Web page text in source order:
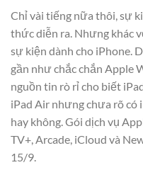
Chỉ vài tiếng nữa thôi, sự
thức diễn ra. Nhưng khác
sự kiện dành cho iPhone.
gần như chắc chắn Apple
nguồn tin rò rỉ cho biết
iPad Air nhưng chưa rõ có
hay không. Gói dịch vụ
TV+, Arcade, iCloud và
15/9.